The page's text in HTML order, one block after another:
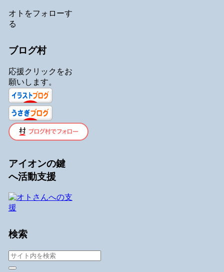
オトをフォローす
る
ブログ村
応援クリックをお
願いします。
アイオンの鍵
へ活動支援
検索